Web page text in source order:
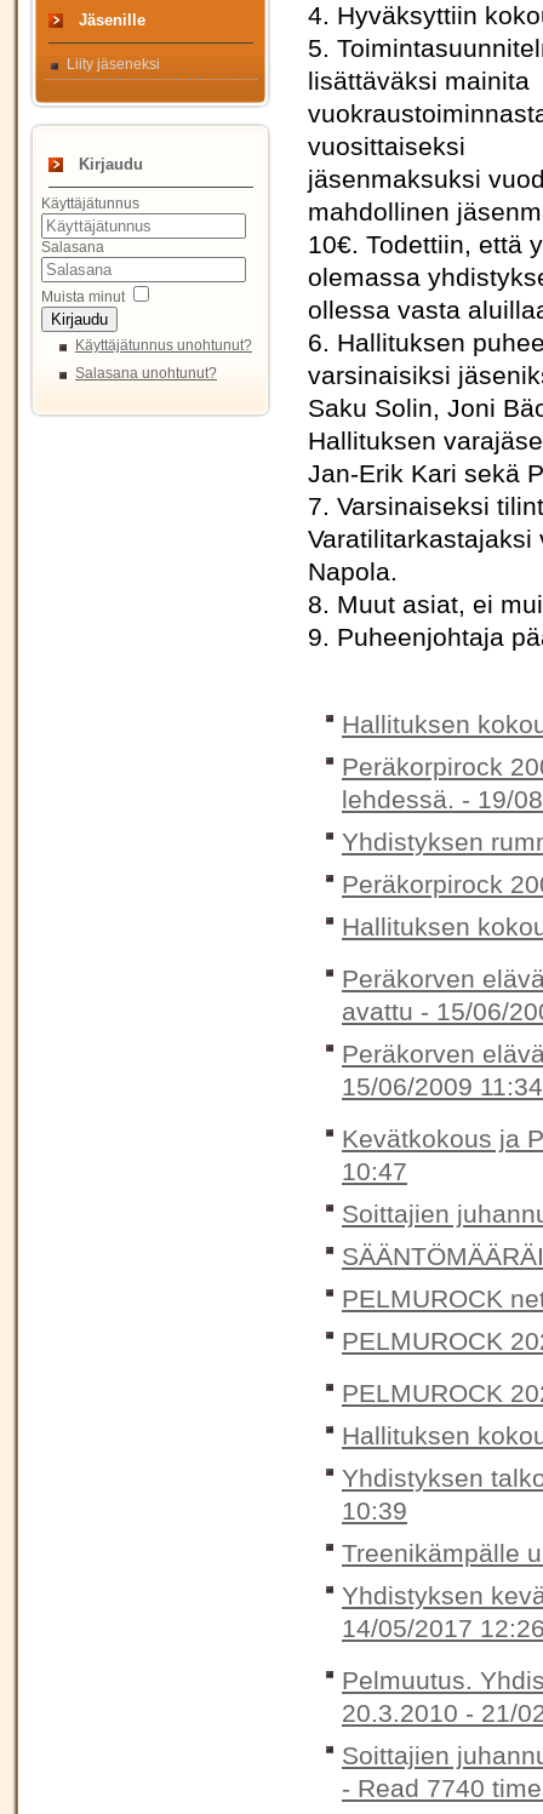
Jäsenille
Liity jäseneksi
Kirjaudu
Käyttäjätunnus
Salasana
Muista minut
Kirjaudu
Käyttäjätunnus unohtunut?
Salasana unohtunut?
4. Hyväksyttiin
5.
lisättäväksi mainita
vuosittaiseksi
jäsenmaksuksi
mahdollinen
10€. Todettiin, että
olemassa
ollessa vasta
6. Hallituksen
varsinaisiksi
Saku Solin, Joni
Hallituksen
Jan-Erik Kari sekä
7. Varsinaiseksi
Varatilitarkastajaksi
Napola.
8. Muut asiat, ei
9. Puheenjohtaja
Hallituksen
Peräkorpirock
lehdessä. - 19/
Yhdistyksen
Peräkorpirock
Hallituksen
Peräkorven
avattu - 15/06/
Peräkorven
15/06/2009 11:34
Kevätkokous ja
10:47
Soittajien
PELMUROCK
PELMUROCK
PELMUROCK
Hallituksen
Yhdistyksen
10:39
Treenikämpälle
Yhdistyksen
14/05/2017
Pelmuutus.
20.3.2010 - 21/
Soittajien
- Read 7740